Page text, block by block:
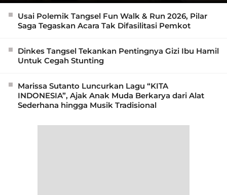
Usai Polemik Tangsel Fun Walk & Run 2026, Pilar
Saga Tegaskan Acara Tak Difasilitasi Pemkot
Dinkes Tangsel Tekankan Pentingnya Gizi Ibu Hamil
Untuk Cegah Stunting
Marissa Sutanto Luncurkan Lagu “KITA
INDONESIA”, Ajak Anak Muda Berkarya dari Alat
Sederhana hingga Musik Tradisional